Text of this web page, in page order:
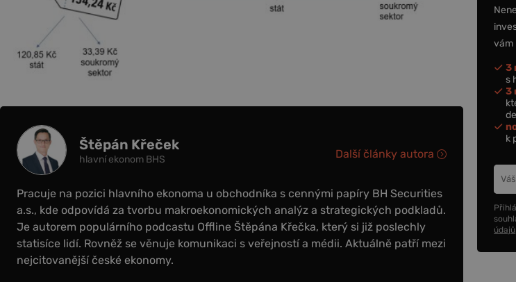
Štěpán Křeček
hlavní ekonom BHS
Pracuje na pozici hlavního ekonoma u obchodníka s cennými papíry BH Securities
a.s., kde odpovídá za tvorbu makroekonomických analýz a strategických podkladů.
Je autorem populárního podcastu Offline Štěpána Křečka, který si již poslechly
statisíce lidí. Rovněž se věnuje komunikaci s veřejností a médii. Aktuálně patří mezi
nejcitovanější české ekonomy.
Další články autora
vám
3
s
3
k
údajů